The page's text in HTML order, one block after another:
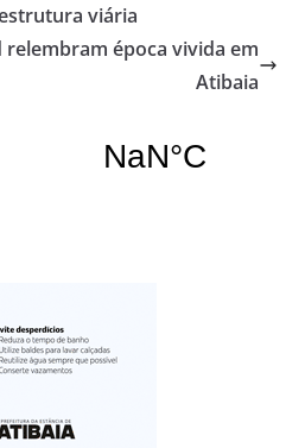
viária
época vivida em
Atibaia